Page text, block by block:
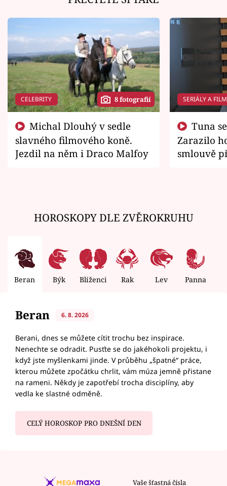
CELEBRITY 8 fotografií
slavného filmového koně.
Jezdil na něm i Draco Malfoy
SERIÁLY A
Zarazilo
smlouvě
HOROSKOPY DLE ZVĚROKRUHU
Beran Býk Blíženci Rak Lev Panna
Beran 6. 8. 2026
Berani, dnes se můžete cítit trochu bez inspirace.
Nenechte se odradit. Pusťte se do jakéhokoli projektu, i
když jste myšlenkami jinde. V průběhu „špatné“ práce,
kterou můžete zpočátku chrlit, vám múza jemně přistane
na rameni. Někdy je zapotřebí trocha disciplíny, aby
vedla ke slastné odměně.
CELÝ HOROSKOP PRO DNEŠNÍ DEN
Vaše šťastná čísla